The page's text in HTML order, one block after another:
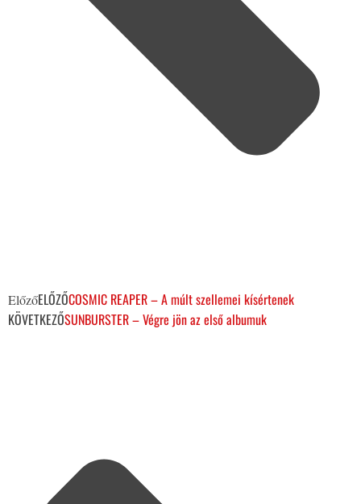
ElőzőELŐZŐCOSMIC REAPER – A múlt szellemei kísértenek
KÖVETKEZŐSUNBURSTER – Végre jön az első albumuk